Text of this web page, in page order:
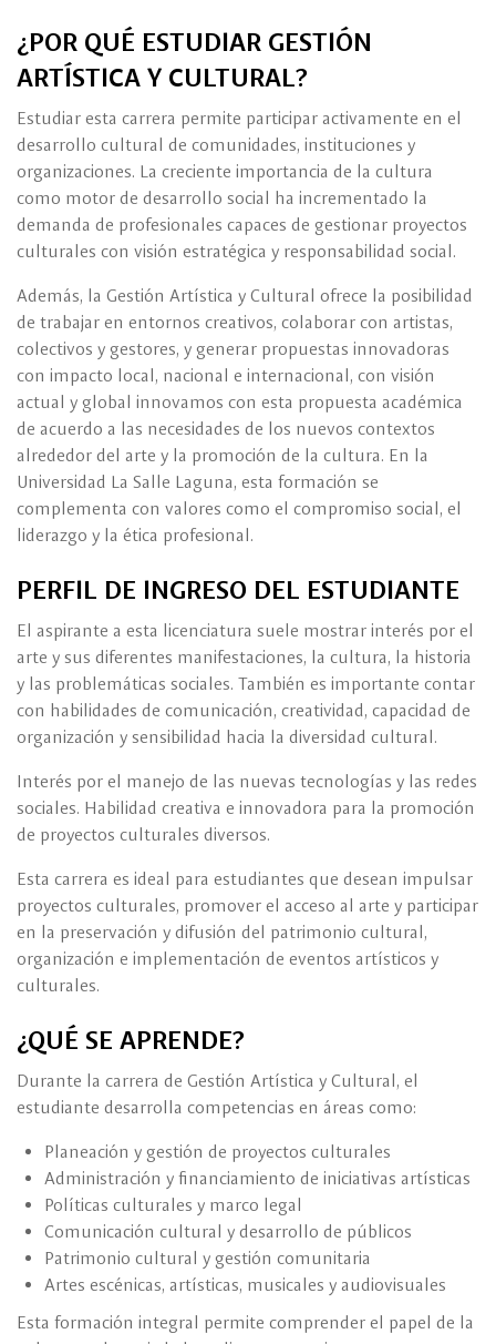
¿POR QUÉ ESTUDIAR GESTIÓN
ARTÍSTICA Y CULTURAL?
Estudiar esta carrera permite participar activamente en el
desarrollo cultural de comunidades, instituciones y
organizaciones. La creciente importancia de la cultura
como motor de desarrollo social ha incrementado la
demanda de profesionales capaces de gestionar proyectos
culturales con visión estratégica y responsabilidad social.
Además, la Gestión Artística y Cultural ofrece la posibilidad
de trabajar en entornos creativos, colaborar con artistas,
colectivos y gestores, y generar propuestas innovadoras
con impacto local, nacional e internacional, con visión
actual y global innovamos con esta propuesta académica
de acuerdo a las necesidades de los nuevos contextos
alrededor del arte y la promoción de la cultura. En la
Universidad La Salle Laguna, esta formación se
complementa con valores como el compromiso social, el
liderazgo y la ética profesional.
PERFIL DE INGRESO DEL ESTUDIANTE
El aspirante a esta licenciatura suele mostrar interés por el
arte y sus diferentes manifestaciones, la cultura, la historia
y las problemáticas sociales. También es importante contar
con habilidades de comunicación, creatividad, capacidad de
organización y sensibilidad hacia la diversidad cultural.
Interés por el manejo de las nuevas tecnologías y las redes
sociales. Habilidad creativa e innovadora para la promoción
de proyectos culturales diversos.
Esta carrera es ideal para estudiantes que desean impulsar
proyectos culturales, promover el acceso al arte y participar
en la preservación y difusión del patrimonio cultural,
organización e implementación de eventos artísticos y
culturales.
¿QUÉ SE APRENDE?
Durante la carrera de Gestión Artística y Cultural, el
estudiante desarrolla competencias en áreas como:
Planeación y gestión de proyectos culturales
Administración y financiamiento de iniciativas artísticas
Políticas culturales y marco legal
Comunicación cultural y desarrollo de públicos
Patrimonio cultural y gestión comunitaria
Artes escénicas, artísticas, musicales y audiovisuales
Esta formación integral permite comprender el papel de la